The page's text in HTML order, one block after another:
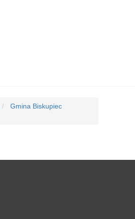
Gmina Biskupiec